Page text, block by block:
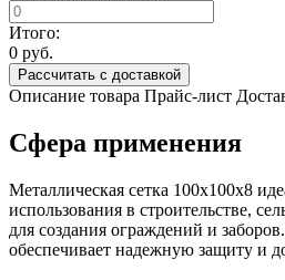
Итого:
0 руб.
Рассчитать с доставкой
Описание товара Прайс-лист
Сфера применения
Металлическая сетка 100х100х8
использования в строительстве,
для создания ограждений и
обеспечивает надежную защиту и